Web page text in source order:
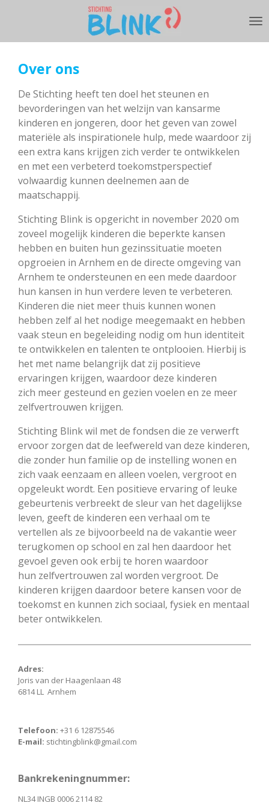
naar
hoofdinhoud
Over ons
De Stichting heeft ten doel het steunen en
bevorderingen van het welzijn van kansarme
kinderen en jongeren, door het geven van zowel
materiële als inspirationele hulp, mede waardoor zij
een extra kans krijgen zich verder te ontwikkelen
en met een verbeterd toekomstperspectief
volwaardig kunnen deelnemen aan de
maatschappij.
Stichting Blink is opgericht in november 2020 om
zoveel mogelijk kinderen die beperkte kansen
hebben en buiten hun gezinssituatie moeten
opgroeien in Arnhem en de directe omgeving van
Arnhem te ondersteunen en een mede daardoor
hun kansen in hun verdere leven te verbeteren.
Kinderen die niet meer thuis kunnen wonen
hebben zelf al het nodige meegemaakt en hebben
vaak steun en begeleiding nodig om hun identiteit
te ontwikkelen en talenten te ontplooien. Hierbij is
het met name belangrijk dat zij positieve
ervaringen krijgen, waardoor deze kinderen
zich meer gesteund en gezien voelen en ze meer
zelfvertrouwen krijgen.
Stichting Blink wil met de fondsen die ze verwerft
ervoor zorgen dat de leefwereld van deze kinderen,
die zonder hun familie op de instelling wonen en
zich vaak eenzaam en alleen voelen, vergroot en
opgeleukt wordt. Een positieve ervaring of leuke
gebeurtenis verbreekt de sleur van het dagelijkse
leven, geeft de kinderen een verhaal om te
vertellen als ze bijvoorbeeld na de vakantie weer
terugkomen op school en zal hen daardoor het
gevoel geven ook erbij te horen waardoor
hun zelfvertrouwen zal worden vergroot. De
kinderen krijgen daardoor betere kansen voor de
toekomst en kunnen zich sociaal, fysiek en mentaal
beter ontwikkelen.
Adres:
Joris van der Haagenlaan 48
6814 LL Arnhem
Telefoon: +31 6 12875546
E-mail: stichtingblink@gmail.com
Bankrekeningnummer:
NL34 INGB 0006 2114 82